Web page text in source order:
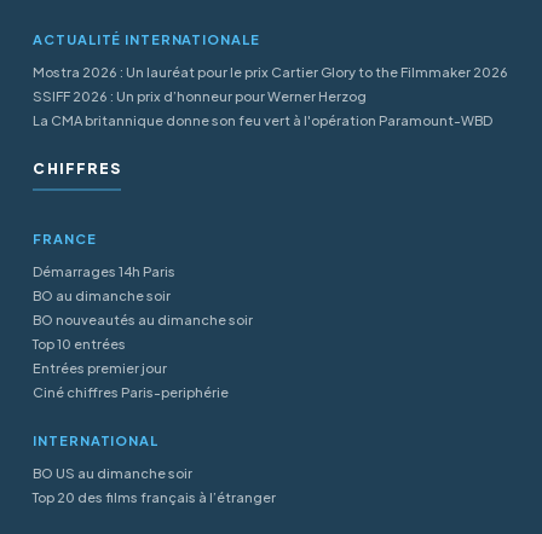
ACTUALITÉ INTERNATIONALE
Mostra 2026 : Un lauréat pour le prix Cartier Glory to the Filmmaker 2026
SSIFF 2026 : Un prix d’honneur pour Werner Herzog
La CMA britannique donne son feu vert à l'opération Paramount-WBD
CHIFFRES
FRANCE
Démarrages 14h Paris
BO au dimanche soir
BO nouveautés au dimanche soir
Top 10 entrées
Entrées premier jour
Ciné chiffres Paris-periphérie
INTERNATIONAL
BO US au dimanche soir
Top 20 des films français à l’étranger